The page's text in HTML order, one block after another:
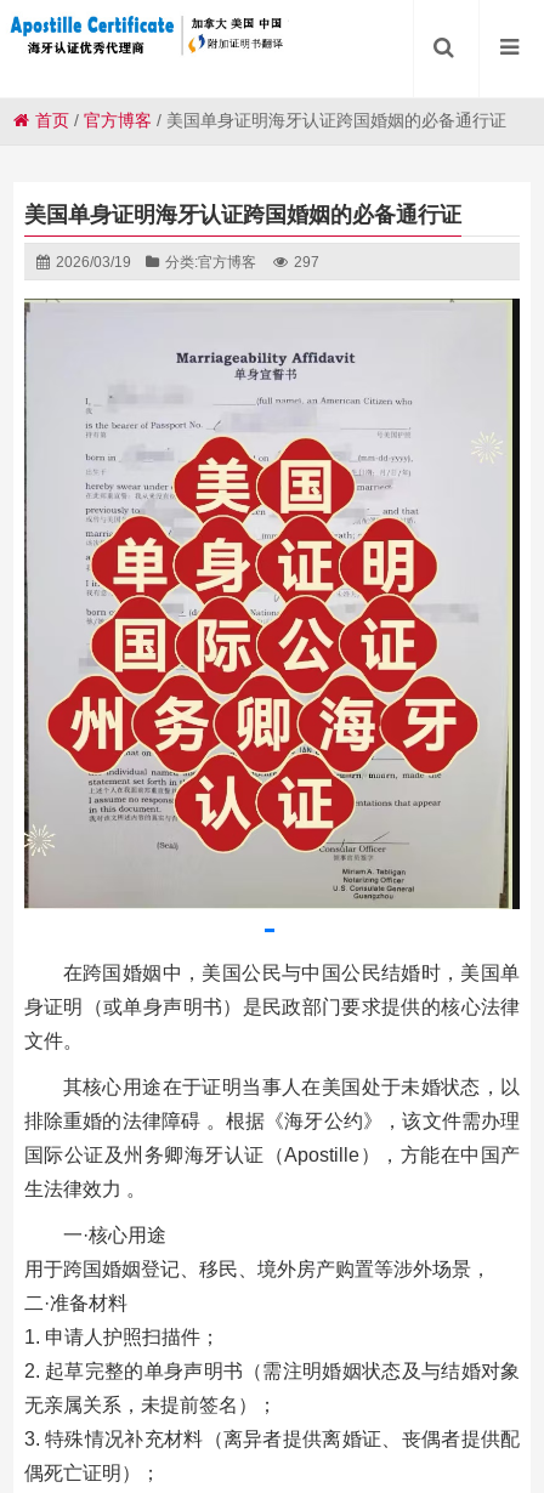
首页 /官方博客 / 美国单身证明海牙认证跨国婚姻的必备通行证
美国单身证明海牙认证跨国婚姻的必备通行证
2026/03/19 分类:官方博客 297
在跨国婚姻中，美国公民与中国公民结婚时，美国单
身证明（或单身声明书）是民政部门要求提供的核心法律
文件。
其核心用途在于证明当事人在美国处于未婚状态，以
排除重婚的法律障碍 。根据《海牙公约》，该文件需办理
国际公证及州务卿海牙认证（Apostille），方能在中国产
生法律效力 。
一·核心用途
用于跨国婚姻登记、移民、境外房产购置等涉外场景，
二·准备材料
1. 申请人护照扫描件；
2. 起草完整的单身声明书（需注明婚姻状态及与结婚对象
无亲属关系，未提前签名）；
3. 特殊情况补充材料（离异者提供离婚证、丧偶者提供配
偶死亡证明）；